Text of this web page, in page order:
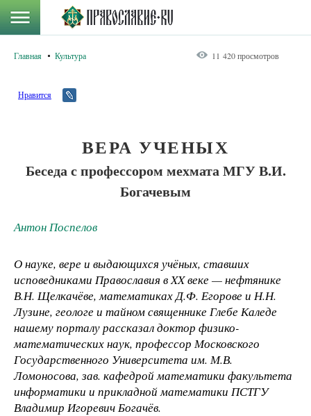
Главная Культура 11 420 просмотров
Нравится
ВЕРА УЧЕНЫХ
Беседа с профессором мехмата МГУ В.И.
Богачевым
Антон Поспелов
О науке, вере и выдающихся учёных, ставших
исповедниками Православия в XX веке — нефтянике
В.Н. Щелкачёве, математиках Д.Ф. Егорове и Н.Н.
Лузине, геологе и тайном священнике Глебе Каледе
нашему порталу рассказал доктор физико-
математических наук, профессор Московского
Государственного Университета им. М.В.
Ломоносова, зав. кафедрой математики факультета
информатики и прикладной математики ПСТГУ
Владимир Игоревич Богачёв.